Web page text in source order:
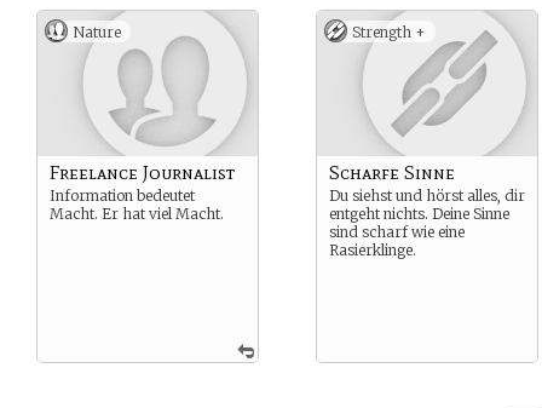
Nature
Freelance Journalist
Information bedeutet
Macht. Er hat viel Macht.
Strength +
Scharfe Sinne
Du siehst und hörst alles, dir
entgeht nichts. Deine Sinne
sind scharf wie eine
Rasierklinge.